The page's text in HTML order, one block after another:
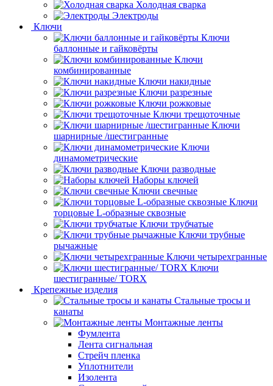
Холодная сварка
Электроды
Ключи
Ключи
баллонные и гайковёрты
Ключи
комбинированные
Ключи накидные
Ключи разрезные
Ключи рожковые
Ключи трещоточные
Ключи
шарнирные /шестигранные
Ключи
динамометрические
Ключи разводные
Наборы ключей
Ключи свечные
Ключи
торцовые L-образные сквозные
Ключи трубчатые
Ключи трубные
рычажные
Ключи четырехгранные
Ключи
шестигранные/ TORX
Крепежные изделия
Стальные тросы и
канаты
Монтажные ленты
Фумлента
Лента сигнальная
Стрейч пленка
Уплотнители
Изолента